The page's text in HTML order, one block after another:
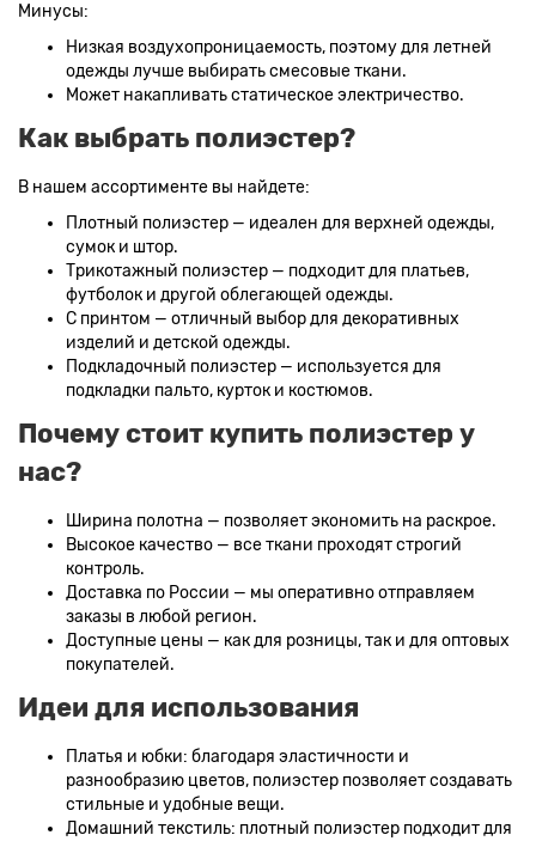
Минусы:
Низкая воздухопроницаемость, поэтому для летней
одежды лучше выбирать смесовые ткани.
Может накапливать статическое электричество.
Как выбрать полиэстер?
В нашем ассортименте вы найдете:
Плотный полиэстер — идеален для верхней одежды,
сумок и штор.
Трикотажный полиэстер — подходит для платьев,
футболок и другой облегающей одежды.
С принтом — отличный выбор для декоративных
изделий и детской одежды.
Подкладочный полиэстер — используется для
подкладки пальто, курток и костюмов.
Почему стоит купить полиэстер у
нас?
Ширина полотна — позволяет экономить на раскрое.
Высокое качество — все ткани проходят строгий
контроль.
Доставка по России — мы оперативно отправляем
заказы в любой регион.
Доступные цены — как для розницы, так и для оптовых
покупателей.
Идеи для использования
Платья и юбки: благодаря эластичности и
разнообразию цветов, полиэстер позволяет создавать
стильные и удобные вещи.
Домашний текстиль: плотный полиэстер подходит для